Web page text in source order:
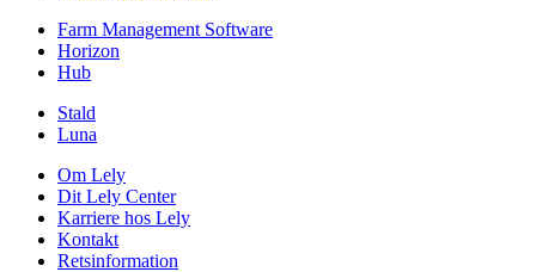
Farm Management Software
Horizon
Hub
Stald
Luna
Om Lely
Dit Lely Center
Karriere hos Lely
Kontakt
Retsinformation